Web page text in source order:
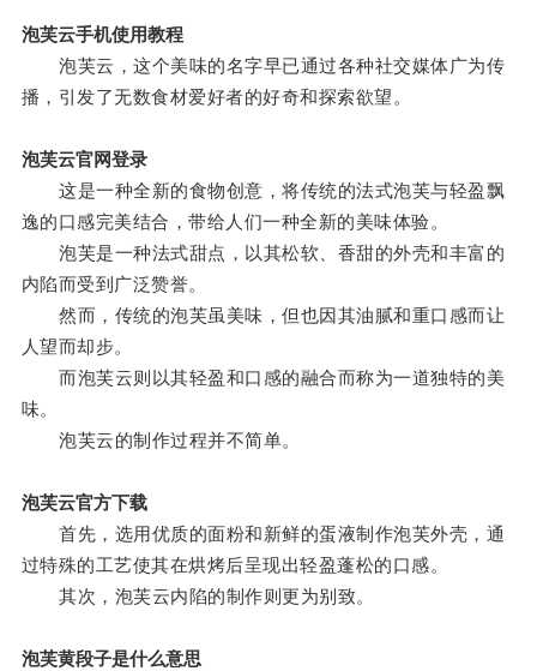
泡芙云手机使用教程
泡芙云，这个美味的名字早已通过各种社交媒体广为传
播，引发了无数食材爱好者的好奇和探索欲望。
泡芙云官网登录
这是一种全新的食物创意，将传统的法式泡芙与轻盈飘
逸的口感完美结合，带给人们一种全新的美味体验。
泡芙是一种法式甜点，以其松软、香甜的外壳和丰富的
内陷而受到广泛赞誉。
然而，传统的泡芙虽美味，但也因其油腻和重口感而让
人望而却步。
而泡芙云则以其轻盈和口感的融合而称为一道独特的美
味。
泡芙云的制作过程并不简单。
泡芙云官方下载
首先，选用优质的面粉和新鲜的蛋液制作泡芙外壳，通
过特殊的工艺使其在烘烤后呈现出轻盈蓬松的口感。
其次，泡芙云内陷的制作则更为别致。
泡芙黄段子是什么意思